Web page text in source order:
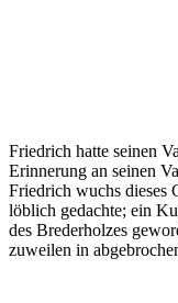
Friedrich hatte seinen
Erinnerung an seinen
Friedrich wuchs dieses
löblich gedachte; ein
des Brederholzes
zuweilen in